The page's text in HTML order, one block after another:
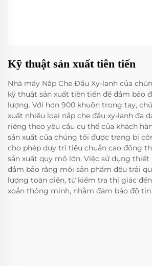
Kỹ thuật sản xuất tiên tiến
Nhà máy Nắp Che Đầu Xy-lanh của
kỹ thuật sản xuất tiên tiến để đảm bảo
lượng. Với hơn 900 khuôn trong tay,
xuất nhiều loại nắp che đầu xy-lanh đa
riêng theo yêu cầu cụ thể của khách
sản xuất của chúng tôi được trang bị
cho phép duy trì tiêu chuẩn cao đồng
sản xuất quy mô lớn. Việc sử dụng
đảm bảo rằng mỗi sản phẩm đều trải
lượng toàn diện, từ kiểm tra thị giác
xoắn thông minh, nhằm đảm bảo độ tin